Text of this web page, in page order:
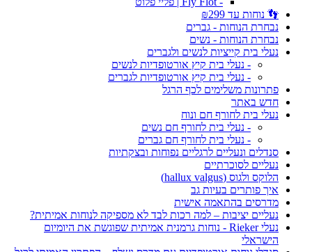
👣 נוחות עד ₪299
נבחרת הנוחות - גברים
נבחרת הנוחות - נשים
נעלי בית קייציות לנשים ולגברים
- נעלי בית קיץ אורטופדיות לנשים
- נעלי בית קיץ אורטופדיות לגברים
פתרונות משלימים לכף הרגל
חדש באתר
נעלי בית לחורף חם ונוח
- נעלי בית לחורף חם נשים
- נעלי בית לחורף חם גברים
סנדלים ונעליים לרגליים נפוחות ובצקתיות
נעליים לסוכרתיים
הלוקס ולגוס (hallux valgus)
איך פותרים בעיות גב
מדרסים בהתאמה אישית
נעליים יציבות – למה רכות לבד לא מספיקה לנוחות אמיתית?
נעלי Rieker - נוחות גרמנית אמיתית שפוגשת את היומיום
הישראלי